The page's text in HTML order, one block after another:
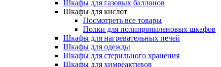
Шкафы для газовых баллонов
Шкафы для кислот
Посмотреть все товары
Полки для полипропиленовых шкафов
Шкафы для нагревательных печей
Шкафы для одежды
Шкафы для стерильного хранения
Шкафы для химреактивов